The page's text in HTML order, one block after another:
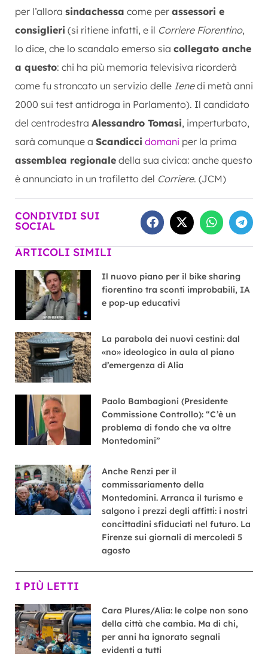
per l’allora sindachessa come per assessori e
consiglieri (si ritiene infatti, e il Corriere Fiorentino,
lo dice, che lo scandalo emerso sia collegato anche
a questo: chi ha più memoria televisiva ricorderà
come fu stroncato un servizio delle Ienedi metà anni
2000 sui test antidroga in Parlamento). Il candidato
del centrodestra Alessandro Tomasi, imperturbato,
sarà comunque a Scandicci domani per la prima
assemblea regionale della sua civica: anche questo
è annunciato in un trafiletto del Corriere. (JCM)
CONDIVIDI SUI
SOCIAL
ARTICOLI SIMILI
Il nuovo piano per il bike sharing
fiorentino tra sconti improbabili, IA
e pop-up educativi
La parabola dei nuovi cestini: dal
«no» ideologico in aula al piano
d’emergenza di Alia
Paolo Bambagioni (Presidente
Commissione Controllo): “C’è un
problema di fondo che va oltre
Montedomini”
Anche Renzi per il
commissariamento della
Montedomini. Arranca il turismo e
salgono i prezzi degli affitti: i nostri
concittadini sfiduciati nel futuro. La
Firenze sui giornali di mercoledì 5
agosto
I PIÙ LETTI
Cara Plures/Alia: le colpe non sono
della città che cambia. Ma di chi,
per anni ha ignorato segnali
evidenti a tutti